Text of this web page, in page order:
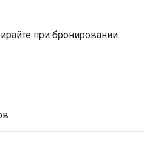
при бронировании.